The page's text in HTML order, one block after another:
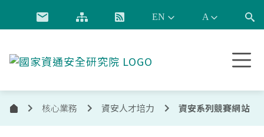
跳到主要內容
安
全
首
頁
核心業務 資安人才培力 資安系列競賽網站